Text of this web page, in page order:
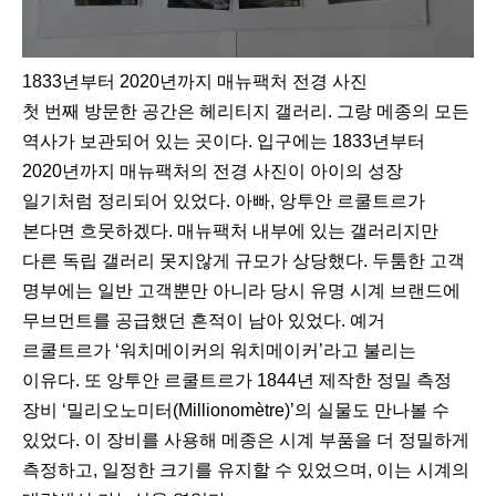
1833년부터 2020년까지 매뉴팩처 전경 사진
첫 번째 방문한 공간은 헤리티지 갤러리. 그랑 메종의 모든
역사가 보관되어 있는 곳이다. 입구에는 1833년부터
2020년까지 매뉴팩처의 전경 사진이 아이의 성장
일기처럼 정리되어 있었다. 아빠, 앙투안 르쿨트르가
본다면 흐뭇하겠다. 매뉴팩처 내부에 있는 갤러리지만
다른 독립 갤러리 못지않게 규모가 상당했다. 두툼한 고객
명부에는 일반 고객뿐만 아니라 당시 유명 시계 브랜드에
무브먼트를 공급했던 흔적이 남아 있었다. 예거
르쿨트르가 ‘워치메이커의 워치메이커’라고 불리는
이유다. 또 앙투안 르쿨트르가 1844년 제작한 정밀 측정
장비 ‘밀리오노미터(Millionomètre)’의 실물도 만나볼 수
있었다. 이 장비를 사용해 메종은 시계 부품을 더 정밀하게
측정하고, 일정한 크기를 유지할 수 있었으며, 이는 시계의